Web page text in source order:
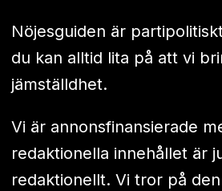
Nöjesguiden är
du kan alltid lita på att vi
jämställdhet.
Vi är annonsfinansierade
redaktionella innehållet är
redaktionellt. Vi tror på